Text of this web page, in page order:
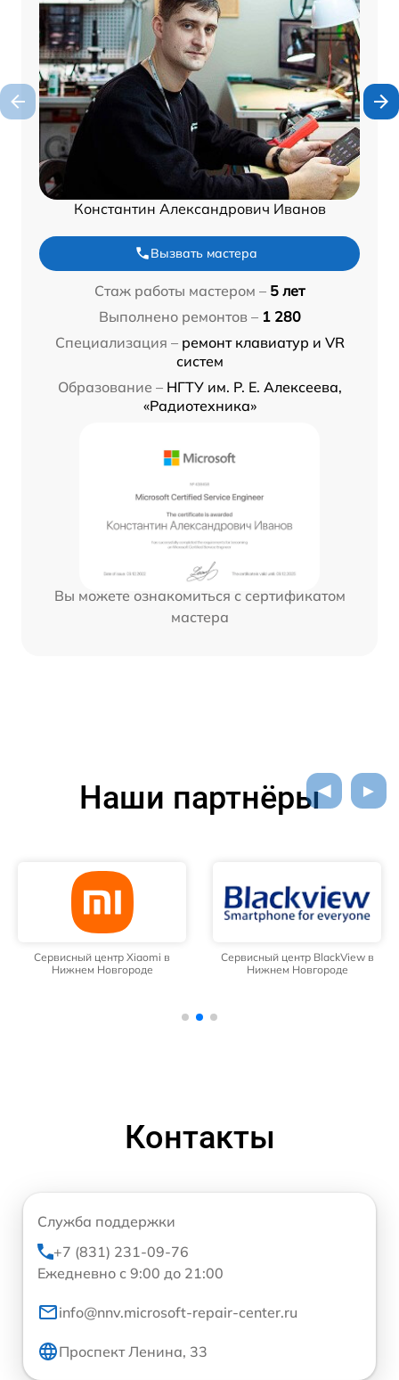
Константин Александрович Иванов
Вызвать мастера
Стаж работы мастером – 5 лет
Выполнено ремонтов – 1 280
Специализация – ремонт клавиатур и VR
систем
Образование – НГТУ им. Р. Е. Алексеева,
«Радиотехника»
Вы можете ознакомиться с сертификатом
мастера
Наши партнёры
Сервисный центр Xiaomi в
Нижнем Новгороде
Сервисный центр BlackView в
Нижнем Новгороде
Контакты
Служба поддержки
+7 (831) 231-09-76
Ежедневно с 9:00 до 21:00
info@nnv.microsoft-repair-center.ru
Проспект Ленина, 33